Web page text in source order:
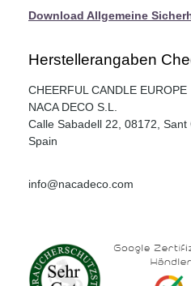
Download Allgemeine
Herstellerangaben
CHEERFUL CANDLE EUROPE
NACA DECO S.L.
Calle Sabadell 22, 08172,
Spain
info@nacadeco.com